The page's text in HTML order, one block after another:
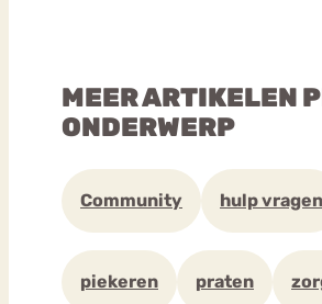
MEER ARTIKELEN
ONDERWERP
Community hulp vragen
piekeren praten